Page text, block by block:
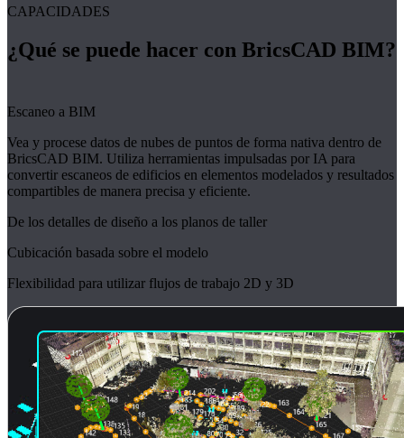
CAPACIDADES
¿Qué se puede hacer con BricsCAD BIM?
Escaneo a BIM
Vea y procese datos de nubes de puntos de forma nativa dentro de
BricsCAD BIM. Utiliza herramientas impulsadas por IA para
convertir escaneos de edificios en elementos modelados y resultados
compartibles de manera precisa y eficiente.
De los detalles de diseño a los planos de taller
Cubicación basada sobre el modelo
Flexibilidad para utilizar flujos de trabajo 2D y 3D